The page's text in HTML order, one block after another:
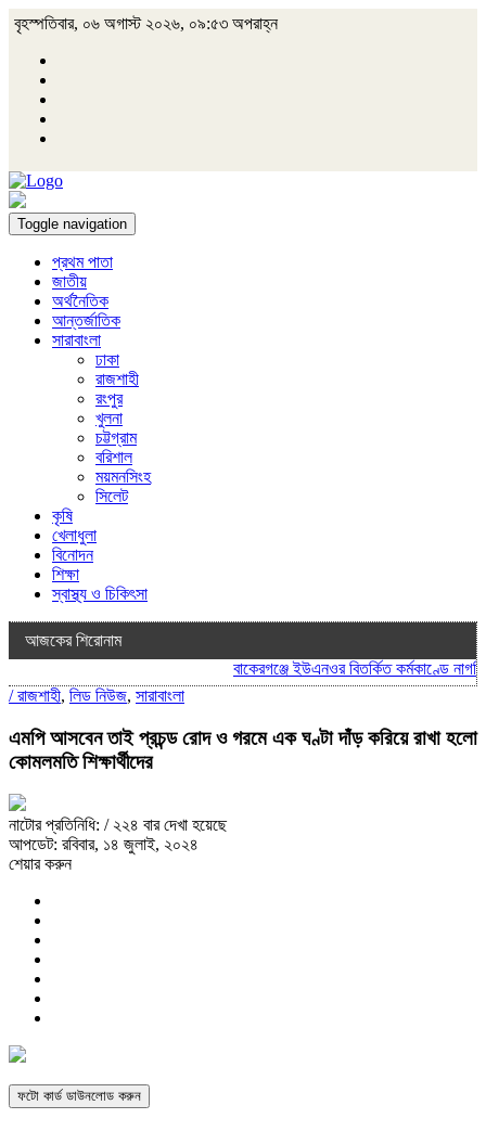
বৃহস্পতিবার, ০৬ অগাস্ট ২০২৬, ০৯:৫৩ অপরাহ্ন
Toggle navigation
প্রথম পাতা
জাতীয়
অর্থনৈতিক
আন্তর্জাতিক
সারাবাংলা
ঢাকা
রাজশাহী
রংপুর
খুলনা
চট্টগ্রাম
বরিশাল
ময়মনসিংহ
সিলেট
কৃষি
খেলাধুলা
বিনোদন
শিক্ষা
স্বাস্থ্য ও চিকিৎসা
আজকের শিরোনাম
বাকেরগঞ্জে ইউএনওর বিতর্কিত কর্মকাণ্ডে নাগরিক
/রাজশাহী, লিড নিউজ, সারাবাংলা
এমপি আসবেন তাই প্রচন্ড রোদ ও গরমে এক ঘণ্টা দাঁড় করিয়ে রাখা হলো
কোমলমতি শিক্ষার্থীদের
নাটোর প্রতিনিধি: / ২২৪ বার দেখা হয়েছে
আপডেট: রবিবার, ১৪ জুলাই, ২০২৪
শেয়ার করুন
ফটো কার্ড ডাউনলোড করুন